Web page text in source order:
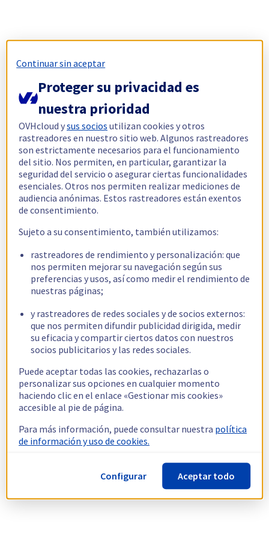
Continuar sin aceptar
Proteger su privacidad es
nuestra prioridad
OVHcloud ysus socios utilizan cookies y otros
rastreadores en nuestro sitio web. Algunos rastreadores
son estrictamente necesarios para el funcionamiento
del sitio. Nos permiten, en particular, garantizar la
seguridad del servicio o asegurar ciertas funcionalidades
esenciales. Otros nos permiten realizar mediciones de
audiencia anónimas. Estos rastreadores están exentos
de consentimiento.
Sujeto a su consentimiento, también utilizamos:
rastreadores de rendimiento y personalización: que
nos permiten mejorar su navegación según sus
preferencias y usos, así como medir el rendimiento de
nuestras páginas;
y rastreadores de redes sociales y de socios externos:
que nos permiten difundir publicidad dirigida, medir
su eficacia y compartir ciertos datos con nuestros
socios publicitarios y las redes sociales.
Puede aceptar todas las cookies, rechazarlas o
personalizar sus opciones en cualquier momento
haciendo clic en el enlace «Gestionar mis cookies»
accesible al pie de página.
Para más información, puede consultar nuestra política
de información y uso de cookies.
Configurar Aceptar todo